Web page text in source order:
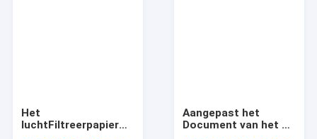
Het
luchtFiltreerpapier
Aangepast het
Document van het de